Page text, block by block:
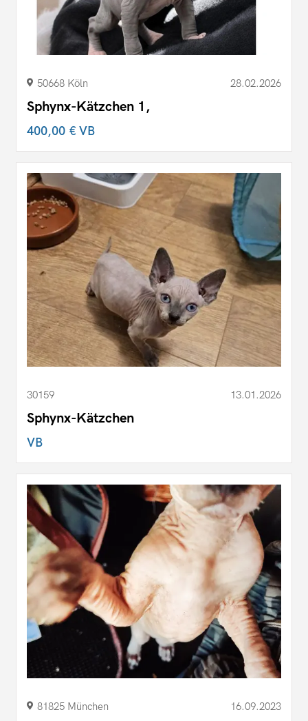
50668 Köln 28.02.2026
Sphynx-Kätzchen 1,
400,00 €VB
30159 13.01.2026
Sphynx-Kätzchen
VB
81825 München 16.09.2023